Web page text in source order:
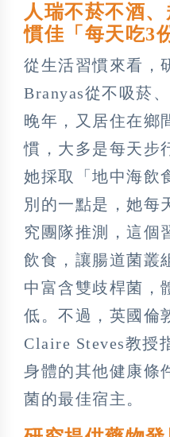
人瑞不菸不酒
慣佳「每天吃3
從生活習慣來看，
Branyas從不吸菸
晚年，又居住在鄉
慣，大多是每天步
她採取「地中海飲
別的一點是，她每
究團隊推測，這個
飲食，讓腸道菌叢
中富含雙歧桿菌，
低。不過，英國倫
Claire Steves教授
身體的其他健康條
菌的最佳宿主。